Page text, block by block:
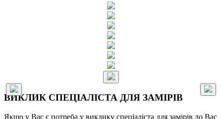
ВИКЛИК СПЕЦІАЛІСТА ДЛЯ ЗАМІРІВ
Якщо у Вас є потреба у виклику спеціаліста для замірів до Вас